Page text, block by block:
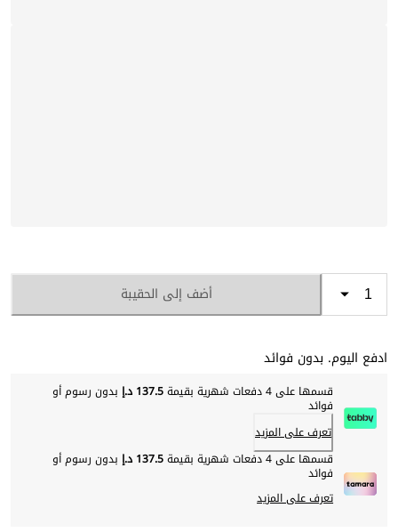
أضف إلى الحقيبة
ادفع اليوم. بدون فوائد
قسمها على 4 دفعات شهرية بقيمة 137.5 د.إ بدون رسوم أو
فوائد
تعرف على المزيد
قسمها على 4 دفعات شهرية بقيمة
137.5 د.إ بدون رسوم أو
فوائد
تعرف على المزيد